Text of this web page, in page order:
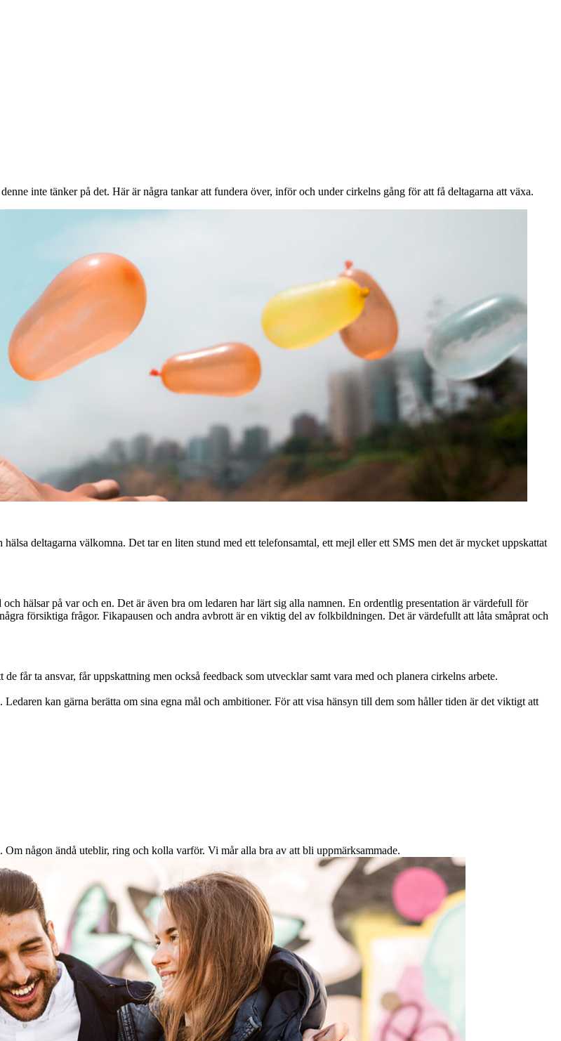
inte tänker på det. Här är några tankar att fundera över, inför och under cirkelns gång för att få deltagarna att växa.
deltagarna välkomna. Det tar en liten stund med ett telefonsamtal, ett mejl eller ett SMS men det är mycket uppskattat
hälsar på var och en. Det är även bra om ledaren har lärt sig alla namnen. En ordentlig presentation är värdefull för
försiktiga frågor. Fikapausen och andra avbrott är en viktig del av folkbildningen. Det är värdefullt att låta småprat och
får ta ansvar, får uppskattning men också feedback som utvecklar samt vara med och planera cirkelns arbete.
kan gärna berätta om sina egna mål och ambitioner. För att visa hänsyn till dem som håller tiden är det viktigt att
någon ändå uteblir, ring och kolla varför. Vi mår alla bra av att bli uppmärksammade.